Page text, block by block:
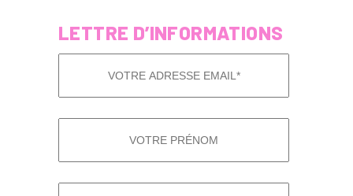
LETTRE D’INFORMATIONS